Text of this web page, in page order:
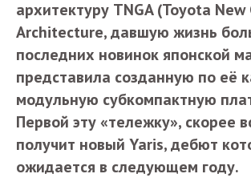
архитектуру TNGA (Toyota
Architecture, давшую жизнь
последних новинок японской
представила созданную по её
модульную субкомпактную
Первой эту «тележку», скорее
получит новый Yaris, дебют
ожидается в следующем году.